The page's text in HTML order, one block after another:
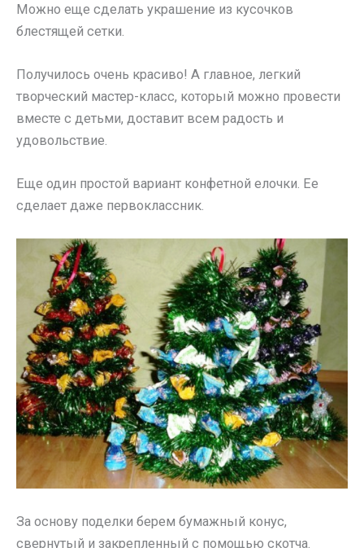
Можно еще сделать украшение из кусочков
блестящей сетки.
Получилось очень красиво! А главное, легкий
творческий мастер-класс, который можно провести
вместе с детьми, доставит всем радость и
удовольствие.
Еще один простой вариант конфетной елочки. Ее
сделает даже первоклассник.
За основу поделки берем бумажный конус,
свернутый и закрепленный с помощью скотча.